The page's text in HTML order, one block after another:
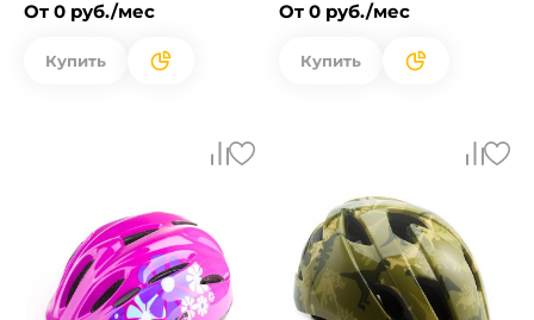
От 0 руб./мес
Купить
От 0 руб./мес
Купить